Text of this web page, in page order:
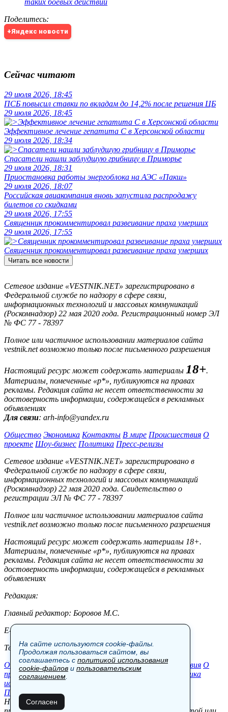
Поделитесь:
+Яндекс новости
Сейчас читают
29 июля 2026, 18:45
ПСБ повысил ставки по вкладам до 14,2% после решения ЦБ
29 июля 2026, 18:45
Эффективное лечение гепатита C в Херсонской области
29 июля 2026, 18:34
Спасатели нашли заблудшую грибницу в Приморье
29 июля 2026, 18:31
Приостановка работы энергоблока на АЭС «Пакш»
29 июля 2026, 18:07
Российская авиакомпания вновь запустила распродажу
билетов со скидками
29 июля 2026, 17:55
Священник прокомментировал развеивание праха умерших
29 июля 2026, 17:55
Священник прокомментировал развеивание праха умерших
Читать все новости
Сетевое издание «VESTNIK.NET» зарегистрировано в
Федеральной службе по надзору в сфере связи,
информационных технологий и массовых коммуникаций
(Роскомнадзор) 22 мая 2020 года. Регистрационный номер ЭЛ
№ ФС 77 - 78397
Полное или частичное использовании материалов сайта
vestnik.net возможно только после письменного разрешения
Настоящий ресурс может содержать материалы 18+.
Материалы, помеченные «р*», публикуются на правах
рекламы. Редакция сайта не несет ответственности за
достоверность информации, содержащейся в рекламных
объявлениях
Для связи: arh-info@yandex.ru
Общество Экономика Контакты В мире Происшествия О
проекте Шоу-бизнес Политика Пресс-релизы
Сетевое издание «VESTNIK.NET» зарегистрировано в
Федеральной службе по надзору в сфере связи,
информационных технологий и массовых коммуникаций
(Роскомнадзор) 22 мая 2020 года. Свидетельство о
регистрации ЭЛ № ФС 77 - 78397
Полное или частичное использовании материалов сайта
vestnik.net возможно только после письменного разрешения
Настоящий ресурс может содержать материалы 18+.
Материалы, помеченные «р*», публикуются на правах
рекламы. Редакция сайта не несет ответственности за
достоверность информации, содержащейся в рекламных
объявлениях
Редакция:
Главный редактор: Боровов М.С.
E-mail: site@vestnik.net, reb.msk@yandex.ru
Тел.: +7 (921) 720-00-97
Общество Экономика Контакты В мире Происшествия О
проекте Шоу-бизнес Политика Пресс-релизы
Политика
использования cookie-файлов
Пользовательское соглашение
Новости, аналитика, прогнозы и другие материалы,
На сайте используются cookie-файлы.
Продолжая пользоваться сайтом, вы
соглашаетесь с политикой использования
cookie-файлов и пользовательским
соглашением
Согласен